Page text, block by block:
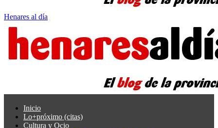
Henares al día
Inicio
Lo+próximo (citas)
Cultura y Ocio